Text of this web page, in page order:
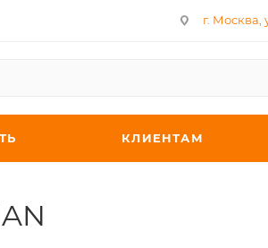
г. Москва,
КЛИЕНТАМ